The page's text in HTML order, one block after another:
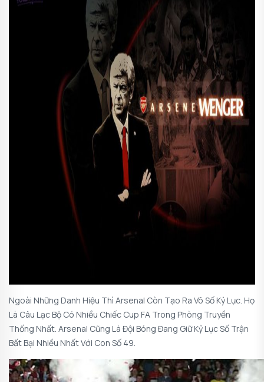
Ngoài Những Danh Hiệu Thì Arsenal Còn Tạo Ra Vô Số Kỷ Lục. Họ
Là Câu Lạc Bộ Có Nhiều Chiếc Cup FA Trong Phòng Truyền
Thống Nhất. Arsenal Cũng Là Đội Bóng Đang Giữ Kỷ Lục Số Trận
Bất Bại Nhiều Nhất Với Con Số 49.